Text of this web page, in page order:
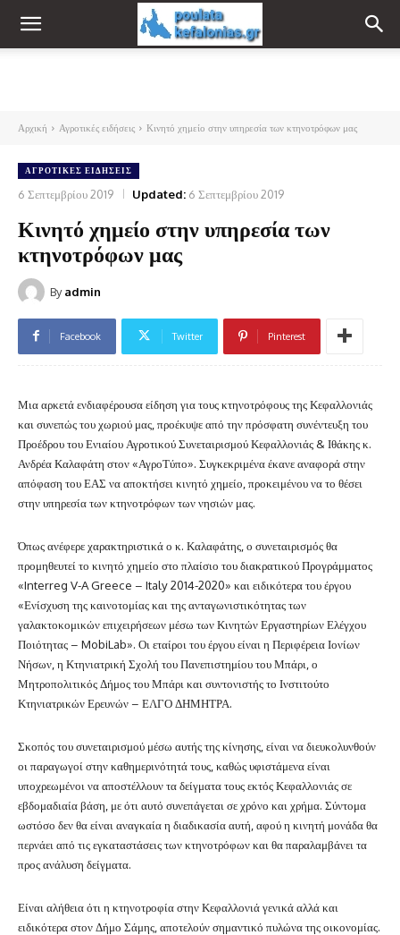
Αρχική Αγροτικές ειδήσεις Κινητό χημείο στην υπηρεσία των κτηνοτρόφων μας
ΑΓΡΟΤΙΚΈΣ ΕΙΔΉΣΕΙΣ
6 Σεπτεμβρίου 2019 Updated: 6 Σεπτεμβρίου 2019
Κινητό χημείο στην υπηρεσία των
κτηνοτρόφων μας
By admin
Facebook Twitter Pinterest
Μια αρκετά ενδιαφέρουσα είδηση για τους κτηνοτρόφους της Κεφαλλονιάς
και συνεπώς του χωριού μας, προέκυψε από την πρόσφατη συνέντευξη του
Προέδρου του Ενιαίου Αγροτικού Συνεταιρισμού Κεφαλλονιάς & Ιθάκης κ.
Ανδρέα Καλαφάτη στον «ΑγροΤύπο». Συγκεκριμένα έκανε αναφορά στην
απόφαση του ΕΑΣ να αποκτήσει κινητό χημείο, προκειμένου να το θέσει
στην υπηρεσία των κτηνοτρόφων των νησιών μας.
Όπως ανέφερε χαρακτηριστικά ο κ. Καλαφάτης, ο συνεταιρισμός θα
προμηθευτεί το κινητό χημείο στο πλαίσιο του διακρατικού Προγράμματος
«Interreg V-A Greece – Italy 2014-2020» και ειδικότερα του έργου
«Ενίσχυση της καινοτομίας και της αντα­γωνιστικότητας των
γαλακτοκομικών επιχειρήσεων μέσω των Κινητών Εργαστηρίων Ελέγχου
Ποιότητας – MobiLab». Οι εταίροι του έργου είναι η Περιφέρεια Ιονίων
Νήσων, η Κτηνιατρική Σχολή του Πανεπιστημίου του Μπάρι, ο
Μητροπολιτικός Δήμος του Μπάρι και συντονιστής το Ινστιτούτο
Κτηνιατρικών Ερευνών – ΕΛΓΟ ΔΗΜΗΤΡΑ.
Σκοπός του συνεταιρισμού μέσω αυτής της κίνησης, είναι να διευκολυνθούν
οι παραγωγοί στην καθημερινότητά τους, καθώς υφιστάμενα είναι
υποχρεωμένοι να αποστέλλουν τα δείγματα τους εκτός Κεφαλλονιάς σε
εβδομαδιαία βάση, με ότι αυτό συνεπάγεται σε χρόνο και χρήμα. Σύντομα
ωστόσο δεν θα είναι αναγκαία η διαδικασία αυτή, αφού η κινητή μονάδα θα
περνάει από τις εγκαταστάσεις των κτηνοτρόφων και θα παραλαμβάνει τα
προς ανάλυση δείγματα.
Είναι αλήθεια ότι η κτηνοτροφία στην Κεφαλλονιά γενικά αλλά και
ειδικότερα στον Δήμο Σάμης, αποτελούν σημαντικό πυλώνα της οικονομίας.